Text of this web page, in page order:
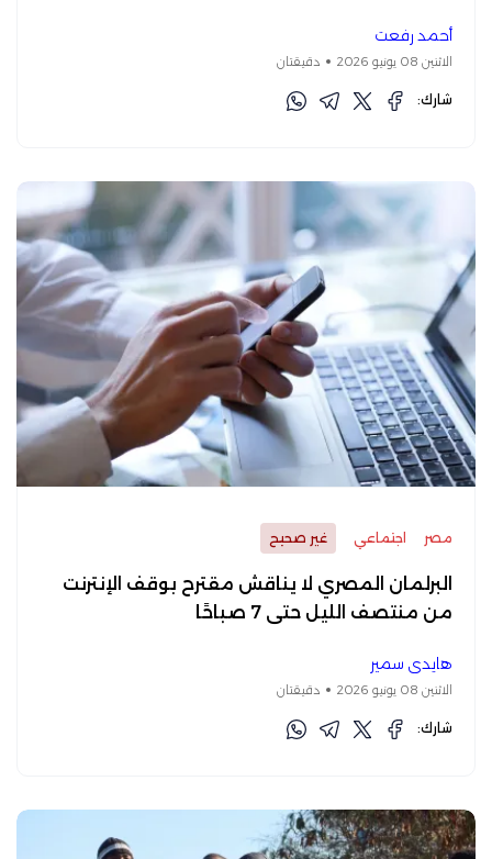
أحمد رفعت
الاثنين 08 يونيو 2026 دقيقتان
شارك:
مصر اجتماعي غير صحيح
البرلمان المصري لا يناقش مقترح بوقف الإنترنت
من منتصف الليل حتى 7 صباحًا
هايدي سمير
الاثنين 08 يونيو 2026 دقيقتان
شارك: